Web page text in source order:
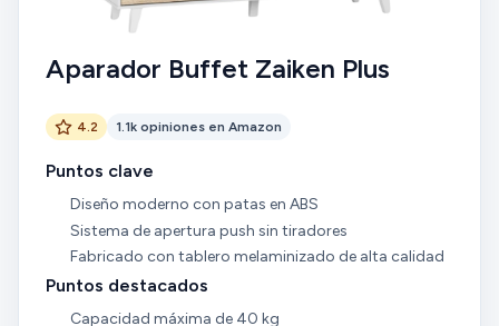
Aparador Buffet Zaiken Plus
4.2 1.1k opiniones en Amazon
Puntos clave
Diseño moderno con patas en ABS
Sistema de apertura push sin tiradores
Fabricado con tablero melaminizado de alta calidad
Puntos destacados
Capacidad máxima de 40 kg